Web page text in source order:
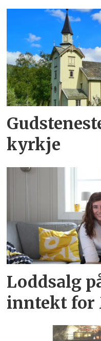
kyrkje
Loddsalg
inntekt for